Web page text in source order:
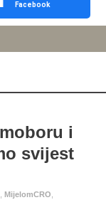
Facebook
i
svijest
MijelomCRO